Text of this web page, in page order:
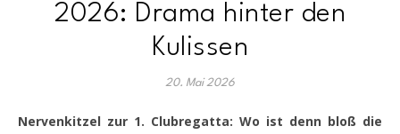
2026: Drama hinter den
Kulissen
20. Mai 2026
Nervenkitzel zur 1. Clubregatta: Wo ist denn bloß die